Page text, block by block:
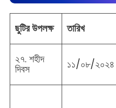
ছুটির উপলক্ষ তারিখ
২৭. শহীদ
দিবস ১১/০৮/২০২৪